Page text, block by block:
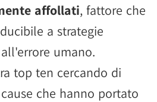
affollati, fattore che
a strategie
umano.
top ten cercando di
che hanno portato